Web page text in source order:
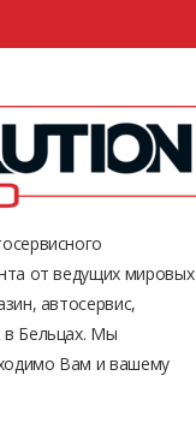
от ведущих мировых
автосервис,
Бельцах. Мы
Вам и вашему